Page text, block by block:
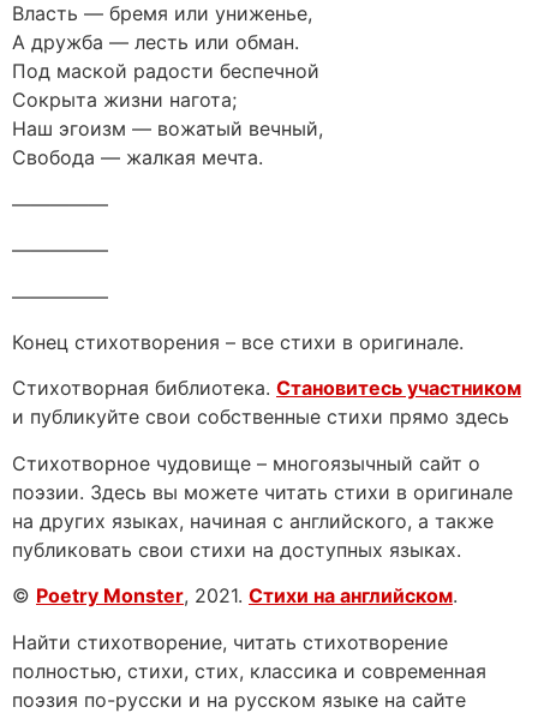
Власть — бремя или униженье,
А дружба — лесть или обман.
Под маской радости беспечной
Сокрыта жизни нагота;
Наш эгоизм — вожатый вечный,
Свобода — жалкая мечта.
—————
—————
—————
Конец стихотворения – все стихи в оригинале.
Стихотворная библиотека. Становитесь участником
и публикуйте свои собственные стихи прямо здесь
Стихотворное чудовище – многоязычный сайт о
поэзии. Здесь вы можете читать стихи в оригинале
на других языках, начиная с английского, а также
публиковать свои стихи на доступных языках.
© Poetry Monster, 2021. Стихи на английском.
Найти стихотворение, читать стихотворение
полностью, стихи, стих, классика и современная
поэзия по-русски и на русском языке на сайте